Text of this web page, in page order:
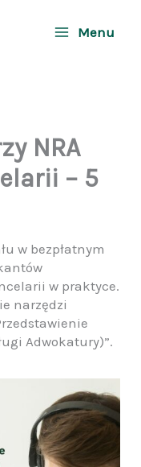
Menu
NRA
– 5
w bezpłatnym
w praktyce.
narzędzi
Adwokatury)”.